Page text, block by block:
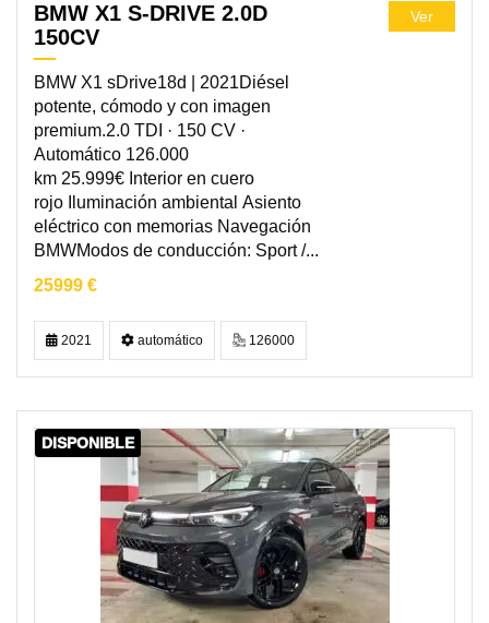
BMW X1 S-DRIVE 2.0D
150CV
BMW X1 sDrive18d | 2021Diésel
potente, cómodo y con imagen
premium.2.0 TDI · 150 CV ·
Automático 126.000
km 25.999€ Interior en cuero
rojo Iluminación ambiental Asiento
eléctrico con memorias Navegación
BMWModos de conducción: Sport /...
25999 €
Ver
2021 automático 126000
DISPONIBLE